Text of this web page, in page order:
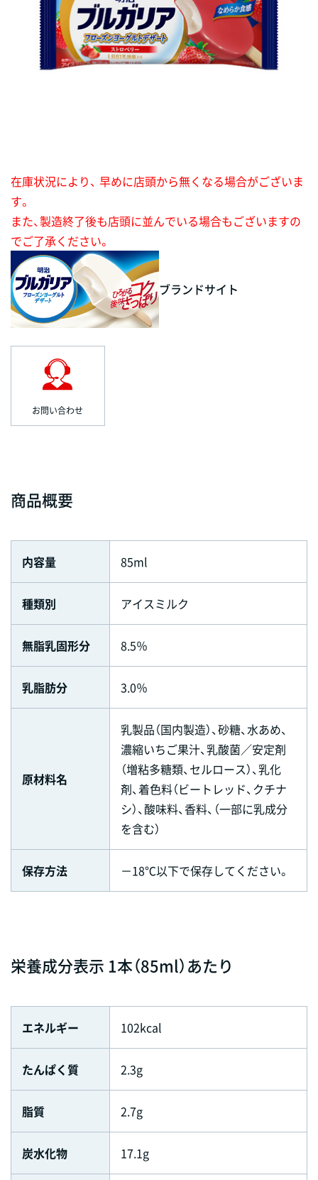
在庫状況により、 早めに店頭から無くなる場合がございま
す。
また、製造終了後も店頭に並んでいる場合もございますの
でご了承ください。
ブランドサイト
お問い合わせ
商品概要
内容量 85ml
種類別 アイスミルク
無脂乳固形分 8.5％
乳脂肪分 3.0％
原材料名
乳製品（国内製造）、砂糖、水あめ、
濃縮いちご果汁、乳酸菌／安定剤
（増粘多糖類、セルロース）、乳化
剤、着色料（ビートレッド、クチナ
シ）、酸味料、香料、（一部に乳成分
を含む）
保存方法 －18℃以下で保存してください。
栄養成分表示 1本（85ml）あたり
エネルギー 102kcal
たんぱく質 2.3g
脂質 2.7g
炭水化物 17.1g